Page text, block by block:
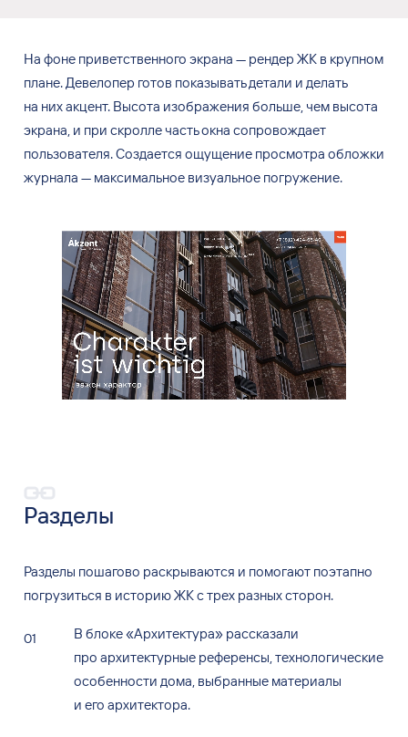
На фоне приветственного экрана — рендер ЖК в крупном
плане. Девелопер готов показывать детали и делать
на нихакцент. Высота изображения больше, чем высота
экрана, и при скролле часть окна сопровождает
пользователя. Создается ощущение просмотра обложки
журнала — максимальное визуальное погружение.
Разделы
Разделы пошагово раскрываются и помогают поэтапно
погрузиться в историю ЖКстрех разных сторон.
В блоке «Архитектура» рассказали
про архитектурные референсы, технологические
особенности дома, выбранные материалы
и его архитектора.